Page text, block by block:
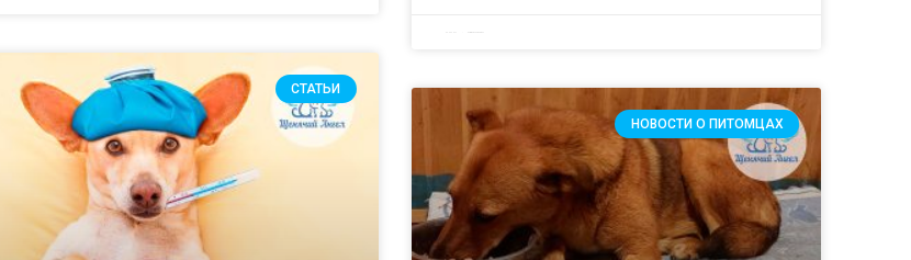
НОВОСТИ О ПИТОМЦАХ
СТАТЬИ